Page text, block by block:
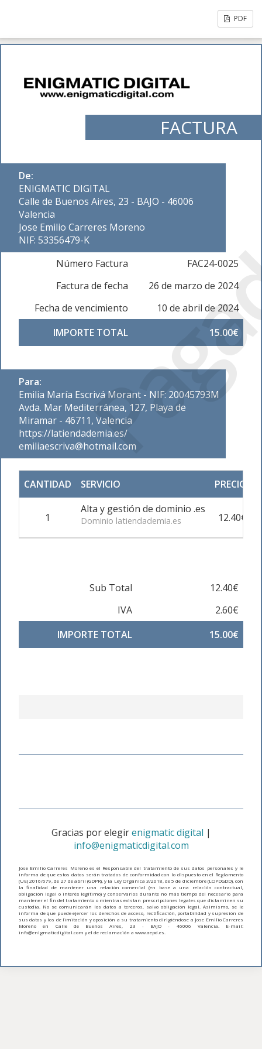
PDF
FACTURA
De:
ENIGMATIC DIGITAL
Calle de Buenos Aires, 23 - BAJO - 46006
Valencia
Jose Emilio Carreres Moreno
NIF: 53356479-K
Número Factura
FAC24-0025
Factura de fecha
26 de marzo de 2024
Fecha de vencimiento
10 de abril de 2024
IMPORTE TOTAL
15.00€
Para:
Emilia María Escrivá Morant - NIF: 20045793M
Avda. Mar Mediterránea, 127, Playa de
Miramar - 46711, Valencia
https://latiendademia.es/
emiliaescriva@hotmail.com
CANTIDAD SERVICIO PRECIO
1
Alta y gestión de dominio .es
Dominio latiendademia.es 12.40€
Sub Total
12.40€
IVA
2.60€
IMPORTE TOTAL
15.00€
Gracias por elegirenigmatic digital |
info@enigmaticdigital.com
Jose Emilio Carreres Moreno es el Responsable del tratamiento de sus datos personales y le
informa de que estos datos serán tratados de conformidad con lo dispuesto en el Reglamento
(UE) 2016/679, de 27 de abril (GDPR), y la Ley Orgánica 3/2018, de 5 de diciembre (LOPDGDD), con
la finalidad de mantener una relación comercial (en base a una relación contractual,
obligación legal o interés legítimo) y conservarlos durante no más tiempo del necesario para
mantener el fin del tratamiento o mientras existan prescripciones legales que dictaminen su
custodia. No se comunicarán los datos a terceros, salvo obligación legal. Asimismo, se le
informa de que puede ejercer los derechos de acceso, rectificación, portabilidad y supresión de
sus datos y los de limitación y oposición a su tratamiento dirigiéndose a Jose Emilio Carreres
Moreno en Calle de Buenos Aires, 23 - BAJO - 46006 Valencia. E-mail:
info@enigmaticdigital.com y el de reclamación a www.aepd.es.